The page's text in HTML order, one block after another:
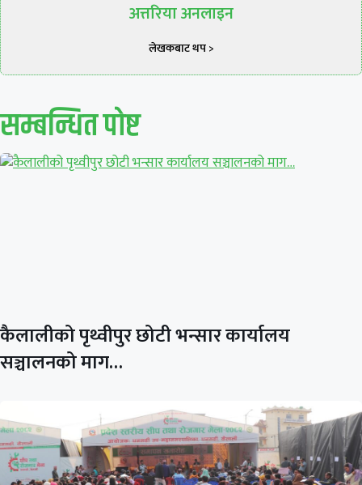
अत्तरिया अनलाइन
लेखकबाट थप >
सम्बन्धित पाेष्ट
कैलालीको पृथ्वीपुर छोटी भन्सार कार्यालय
सञ्चालनको माग…